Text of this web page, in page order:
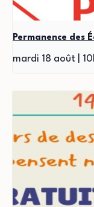
Permanence des
mardi 18 août |